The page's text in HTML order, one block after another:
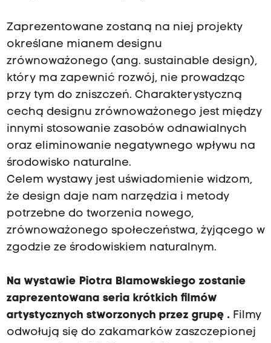
Zaprezentowane zostaną na niej projekty
określane mianem designu
zrównoważonego (ang. sustainable design),
który ma zapewnić rozwój, nie prowadząc
przy tym do zniszczeń. Charakterystyczną
cechą designu zrównoważonego jest między
innymi stosowanie zasobów odnawialnych
oraz eliminowanie negatywnego wpływu na
środowisko naturalne.
Celem wystawy jest uświadomienie widzom,
że design daje nam narzędzia i metody
potrzebne do tworzenia nowego,
zrównoważonego społeczeństwa, żyjącego w
zgodzie ze środowiskiem naturalnym.
Na wystawie Piotra Blamowskiego zostanie
zaprezentowana seria krótkich filmów
artystycznych stworzonych przez grupę .Filmy
odwołują się do zakamarków zaszczepionej